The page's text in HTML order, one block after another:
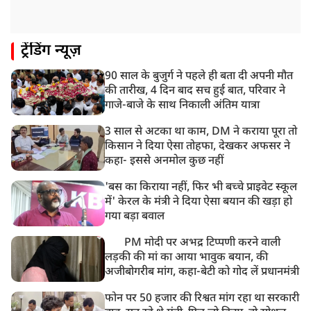
असम बाढ़: 13 जिलों में 15 लाख से ज्यादा लोग प्रभावित, मृतकों
10:21 AM
हिमाचल के चंबा में बड़ा सड़क हादसा, 7 यात्रियों की मौत; 11
घायल
ट्रेंडिंग न्यूज़
90 साल के बुजुर्ग ने पहले ही बता दी अपनी मौत
की तारीख, 4 दिन बाद सच हुई बात, परिवार ने
गाजे-बाजे के साथ निकाली अंतिम यात्रा
3 साल से अटका था काम, DM ने कराया पूरा तो
किसान ने दिया ऐसा तोहफा, देखकर अफसर ने
कहा- इससे अनमोल कुछ नहीं
'बस का किराया नहीं, फिर भी बच्चे प्राइवेट स्कूल
में' केरल के मंत्री ने दिया ऐसा बयान की खड़ा हो
गया बड़ा बवाल
PM मोदी पर अभद्र टिप्पणी करने वाली
लड़की की मां का आया भावुक बयान, की
अजीबोगरीब मांग, कहा-बेटी को गोद लें प्रधानमंत्री
फोन पर 50 हजार की रिश्वत मांग रहा था सरकारी